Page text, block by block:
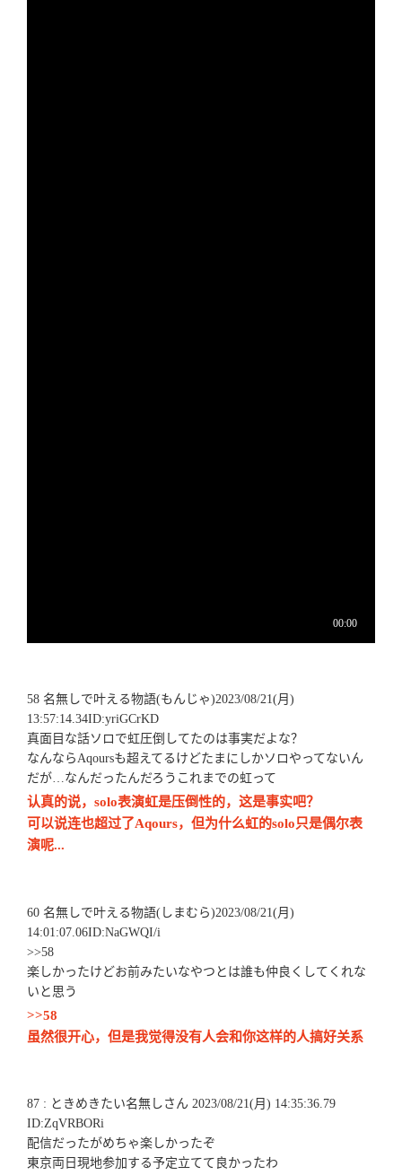
58 名無しで叶える物語(もんじゃ)2023/08/21(月)
13:57:14.34ID:yriGCrKD
真面目な話ソロで虹圧倒してたのは事実だよな？
なんならAqoursも超えてるけどたまにしかソロやってないん
だが…なんだったんだろうこれまでの虹って
认真的说，solo表演虹是压倒性的，这是事实吧？
可以说连也超过了Aqours，但为什么虹的solo只是偶尔表
演呢...
60 名無しで叶える物語(しまむら)2023/08/21(月)
14:01:07.06ID:NaGWQI/i
>>58
楽しかったけどお前みたいなやつとは誰も仲良くしてくれな
いと思う
>>58
虽然很开心，但是我觉得没有人会和你这样的人搞好关系
87 : ときめきたい名無しさん 2023/08/21(月) 14:35:36.79
ID:ZqVRBORi
配信だったがめちゃ楽しかったぞ
東京両日現地参加する予定立てて良かったわ